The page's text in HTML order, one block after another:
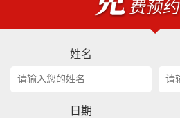
姓名
日期